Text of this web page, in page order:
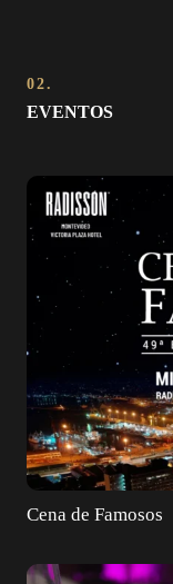
02.
EVENTOS
Cena de Famosos